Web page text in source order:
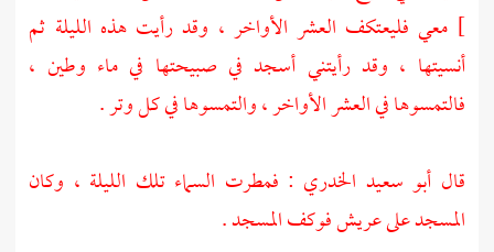
] معي فليعتكف العشر الأواخر ، وقد رأيت هذه الليلة ثم
أنسيتها ، وقد رأيتني أسجد في صبيحتها في ماء وطين ،
فالتمسوها في العشر الأواخر ، والتمسوها في كل وتر .
قال أبو سعيد الخدري : فمطرت السماء تلك الليلة ، وكان
المسجد على عريش فوكف المسجد .